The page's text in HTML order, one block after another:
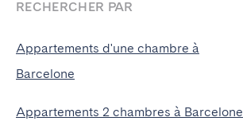
RECHERCHER PAR
Appartements d'une chambre à
Barcelone
Appartements 2 chambres à Barcelone